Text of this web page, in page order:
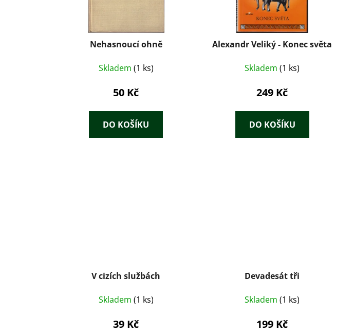
Nehasnoucí ohně
Skladem (1 ks)
50 Kč
DO KOŠÍKU
Alexandr Veliký - Konec světa
Skladem(1 ks)
249 Kč
DO KOŠÍKU
V cizích službách
Skladem (1 ks)
39 Kč
Devadesát tři
Skladem(1 ks)
199 Kč